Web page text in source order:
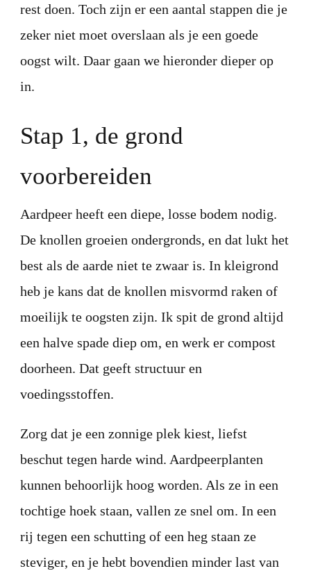
rest doen. Toch zijn er een aantal stappen die je
zeker niet moet overslaan als je een goede
oogst wilt. Daar gaan we hieronder dieper op
in.
Stap 1, de grond
voorbereiden
Aardpeer heeft een diepe, losse bodem nodig.
De knollen groeien ondergronds, en dat lukt het
best als de aarde niet te zwaar is. In kleigrond
heb je kans dat de knollen misvormd raken of
moeilijk te oogsten zijn. Ik spit de grond altijd
een halve spade diep om, en werk er compost
doorheen. Dat geeft structuur en
voedingsstoffen.
Zorg dat je een zonnige plek kiest, liefst
beschut tegen harde wind. Aardpeerplanten
kunnen behoorlijk hoog worden. Als ze in een
tochtige hoek staan, vallen ze snel om. In een
rij tegen een schutting of een heg staan ze
steviger, en je hebt bovendien minder last van